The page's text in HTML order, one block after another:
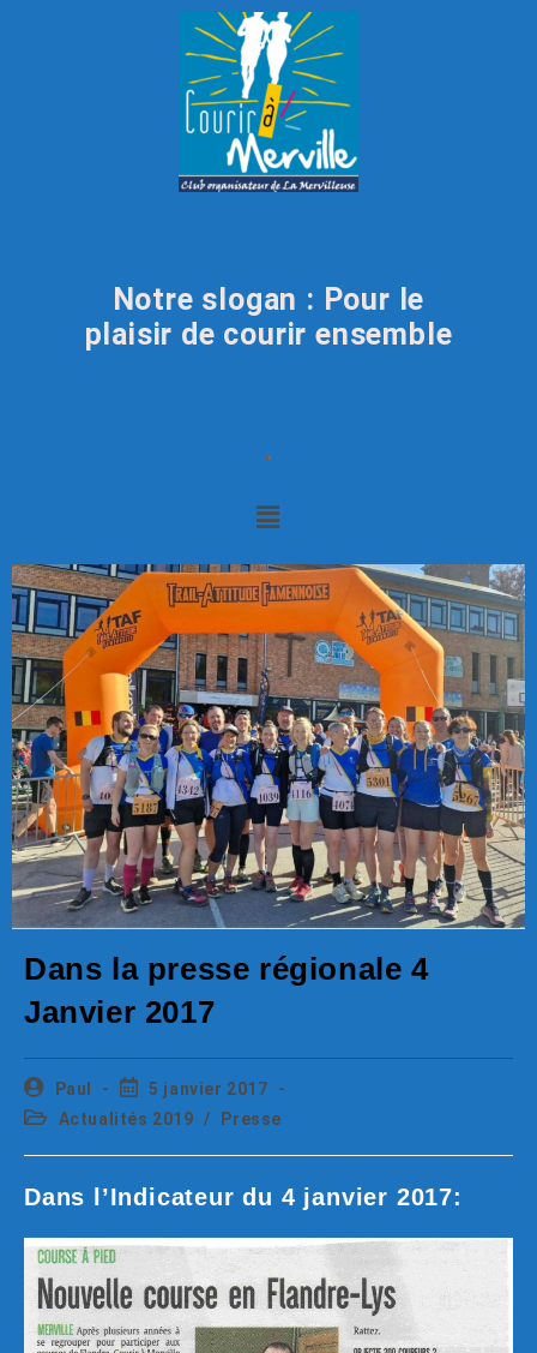
Notre slogan : Pour le
plaisir de courir ensemble
Dans la presse régionale 4
Janvier 2017
Paul
5 janvier 2017
Actualités 2019 / Presse
Dans l’Indicateur du 4 janvier 2017: